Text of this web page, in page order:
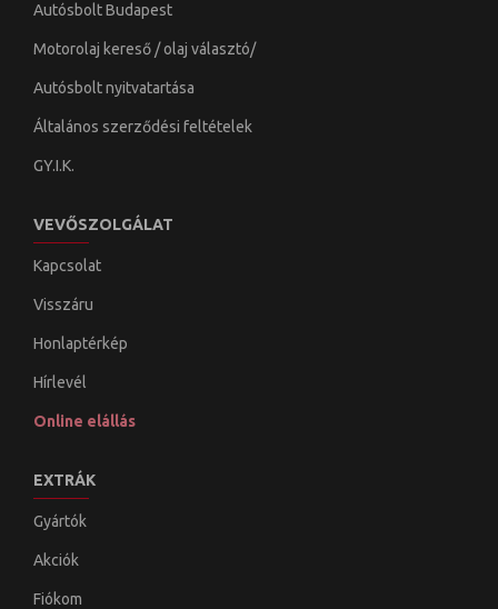
Autósbolt Budapest
Motorolaj kereső / olaj választó/
Autósbolt nyitvatartása
Általános szerződési feltételek
GY.I.K.
VEVŐSZOLGÁLAT
Kapcsolat
Visszáru
Honlaptérkép
Hírlevél
Online elállás
EXTRÁK
Gyártók
Akciók
Fiókom